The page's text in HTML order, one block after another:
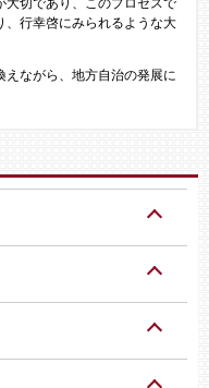
、行幸啓にみられるような大
えながら、地方自治の発展に